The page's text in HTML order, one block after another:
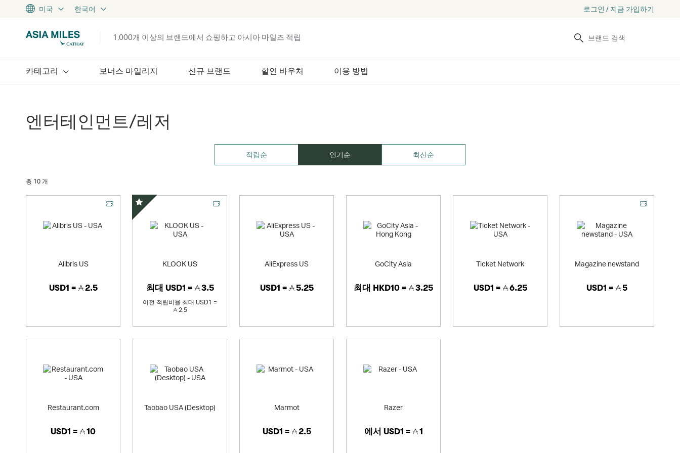
미국 한국어 로그인 / 지금 가입하기
1,000개 이상의 브랜드에서 쇼핑하고 아시아 마일즈 적립 검색
카테고리 보너스 마일리지 신규 브랜드 할인 바우처 이용 방법
엔터테인먼트/레저
적립순 인기순 최신순
총 10 개
Alibris US
USD1 = 2.5
KLOOK US
최대 USD1 = 3.5
이전 적립비율 최대 USD1 =
2.5
스페셜 오퍼
AliExpress US
USD1 = 5.25
GoCity Asia
최대 HKD10 = 3.25
Ticket Network
USD1 = 6.25
Magazine newstand
USD1 = 5
Restaurant.com
USD1 = 10
Taobao USA (Desktop) Marmot
USD1 = 2.5
Razer
에서 USD1 = 1